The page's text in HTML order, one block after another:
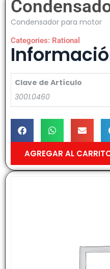
Condensador para motor
Categories: Rational
Clave de Artículo
3001.0460
AGREGAR AL